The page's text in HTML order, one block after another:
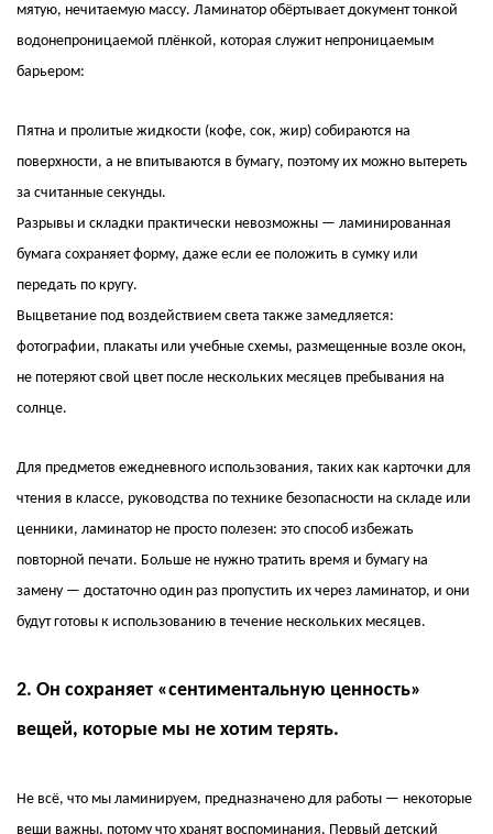
мятую, нечитаемую массу. Ламинатор обёртывает документ тонкой
водонепроницаемой плёнкой, которая служит непроницаемым
барьером:
Пятна и пролитые жидкости (кофе, сок, жир) собираются на
поверхности, а не впитываются в бумагу, поэтому их можно вытереть
за считанные секунды.
Разрывы и складки практически невозможны — ламинированная
бумага сохраняет форму, даже если ее положить в сумку или
передать по кругу.
Выцветание под воздействием света также замедляется:
фотографии, плакаты или учебные схемы, размещенные возле окон,
не потеряют свой цвет после нескольких месяцев пребывания на
солнце.
Для предметов ежедневного использования, таких как карточки для
чтения в классе, руководства по технике безопасности на складе или
ценники, ламинатор не просто полезен: это способ избежать
повторной печати. ​​Больше не нужно тратить время и бумагу на
замену — достаточно один раз пропустить их через ламинатор, и они
будут готовы к использованию в течение нескольких месяцев.
2. Он сохраняет «сентиментальную ценность»
вещей, которые мы не хотим терять.
Не всё, что мы ламинируем, предназначено для работы — некоторые
вещи важны, потому что хранят воспоминания. Первый детский